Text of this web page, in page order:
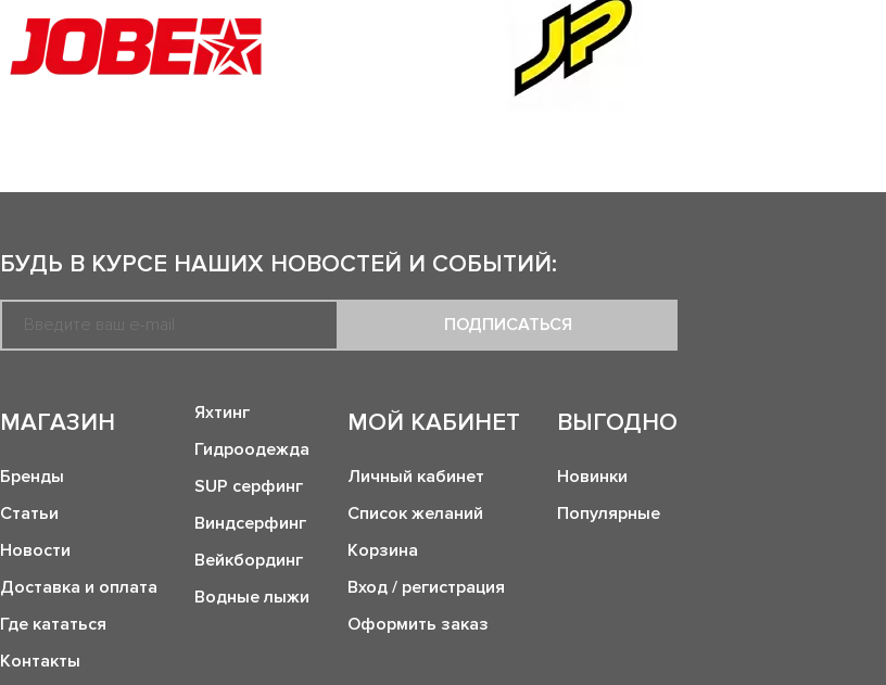
БУДЬ В КУРСЕ НАШИХ НОВОСТЕЙ И СОБЫТИЙ:
ПОДПИСАТЬСЯ
МАГАЗИН
Бренды
Статьи
Новости
Доставка и оплата
Где кататься
Контакты
Яхтинг
Гидроодежда
SUP серфинг
Виндсерфинг
Вейкбординг
Водные лыжи
МОЙ КАБИНЕТ
Личный кабинет
Список желаний
Корзина
Вход / регистрация
Оформить заказ
ВЫГОДНО
Новинки
Популярные